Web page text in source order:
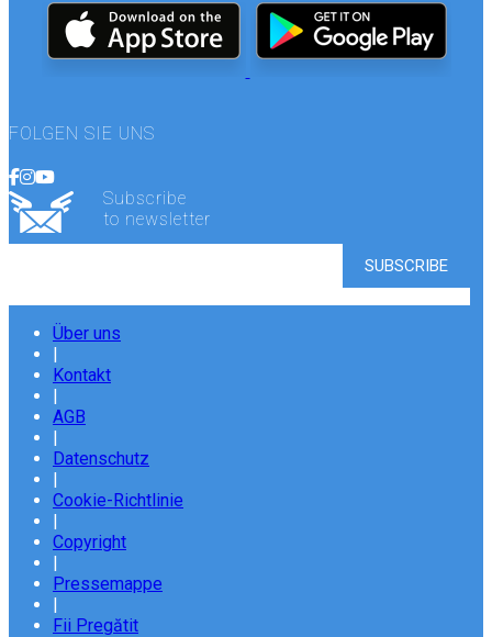
FOLGEN SIE UNS
Subscribe
to newsletter
Über uns
|
Kontakt
|
AGB
|
Datenschutz
|
Cookie-Richtlinie
|
Copyright
|
Pressemappe
|
Fii Pregătit